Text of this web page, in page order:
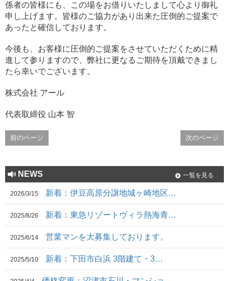
係者の皆様にも、この場をお借りいたしまして心より御礼
申し上げます。皆様のご協力があり出来た圧倒的ご提案で
あったと確信しております。
今後も、お客様に圧倒的ご提案をさせていただくために精
進して参りますので、弊社に更なるご期待を頂戴できまし
たら幸いでございます。
株式会社 アール
代表取締役 山本 智
前のページ 次のページ
NEWS 一覧を見る
2026/3/15 新着：伊豆高原分譲地城ヶ崎地区…
2025/8/26 新着：東急リゾートヴィラ熱海青…
2025/6/14 営業マンを大募集しております。
2025/5/10 新着：下田市白浜 3階建て・3…